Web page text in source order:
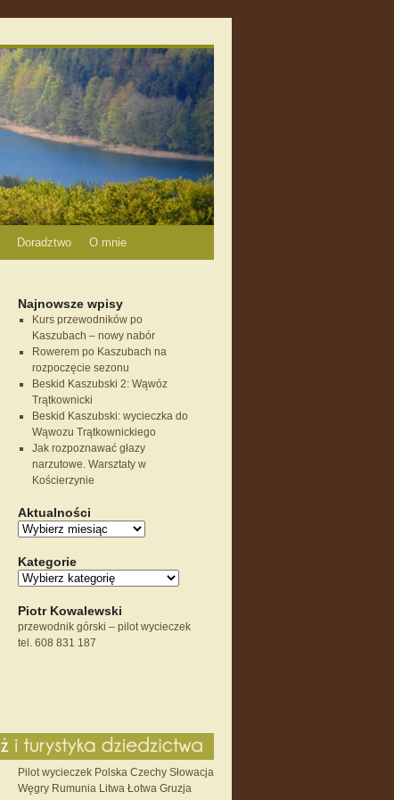
Doradztwo O mnie
Najnowsze wpisy
Kurs przewodników po
Kaszubach – nowy nabór
Rowerem po Kaszubach na
rozpoczęcie sezonu
Beskid Kaszubski 2: Wąwóz
Trątkownicki
Beskid Kaszubski: wycieczka do
Wąwozu Trątkownickiego
Jak rozpoznawać głazy
narzutowe. Warsztaty w
Kościerzynie
Aktualności
Kategorie
Piotr Kowalewski
przewodnik górski – pilot wycieczek
tel. 608 831 187
Pilot wycieczek Polska Czechy Słowacja
Węgry Rumunia Litwa Łotwa Gruzja